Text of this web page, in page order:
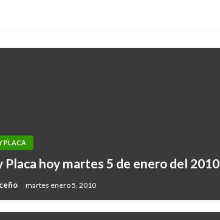
PLACA
Placa hoy martes 5 de enero del 2010
martes enero 5, 2010